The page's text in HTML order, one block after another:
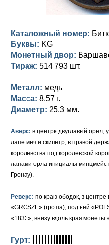
Памятные и донативные
Для Польши
Памятные и донативные
Для Польши
Медь
Сибирские монеты
Для Молдавии и Валахии
Таврические монеты
Золото
Серебро
Медь
Для Пруссии
Альбертусталер
Иоанн Антонович (1740-
Анна Иоанновна (1730-1740)
Петр II (1727-1730)
Екатерина I (1725-1727)
Золото
Серебро
Для Речи Посполитой
Каталожный номер:
Буквы: KG
Монетный двор:
Тираж: 514 793 шт.
Металл: медь
Масса: 8,57 г.
Диаметр: 25,3 мм.
Аверс: в центре двуглавый орел,
лапе меч и скипетр, в правой
королевства под королевской
лапами орла инициалы
Гронау).
Реверс: по краю ободок, в
«GROSZE» (гроша), под ней
«1833», внизу вдоль края монеты
Гурт: